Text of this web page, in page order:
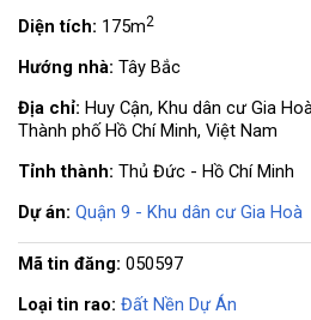
Diện tích: 175m2
Hướng nhà: Tây Bắc
Địa chỉ: Huy Cận, Khu dân cư Gia
Thành phố Hồ Chí Minh, Việt Nam
Tỉnh thành: Thủ Đức - Hồ Chí Minh
Dự án: Quận 9 - Khu dân cư Gia Hoà
Mã tin đăng: 050597
Loại tin rao: Đất Nền Dự Án